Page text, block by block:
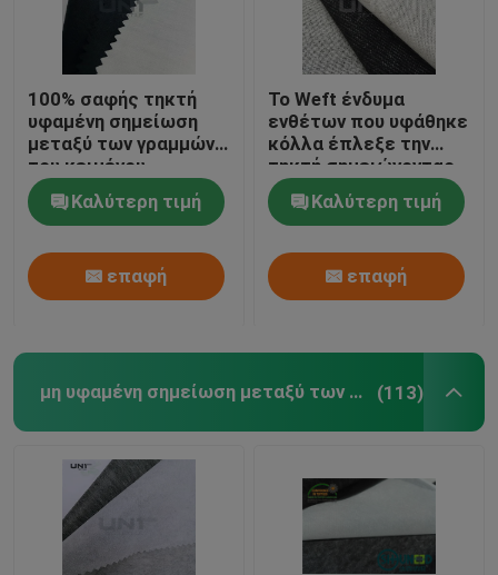
100% σαφής τηκτή
υφαμένη σημείωση
μεταξύ των γραμμών
του κειμένου
πολυεστέρα για το
εσώρουχο γυναικών
Καλύτερη τιμή
επαφή
Το Weft ένδυμα
ενθέτων που υφάθηκε
κόλλα έπλεξε την
τηκτή σημειώνοντας
μεταξύ των γραμμών
του κειμένου
Καλύτερη τιμή
επαφή
μη υφαμένη σημείωση μεταξύ των γραμμών του κειμένου (113)